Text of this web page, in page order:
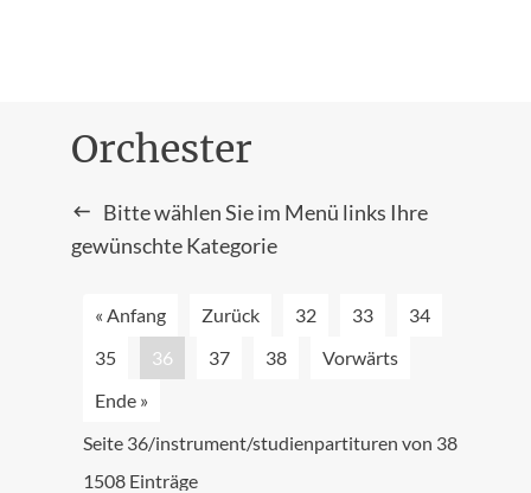
Orchester
Bitte wählen Sie im Menü links Ihre
gewünschte Kategorie
« Anfang Zurück 32 33
34
35
36 37 38
Vorwärts
Ende »
Seite 36/instrument/studienpartituren von 38
1508 Einträge